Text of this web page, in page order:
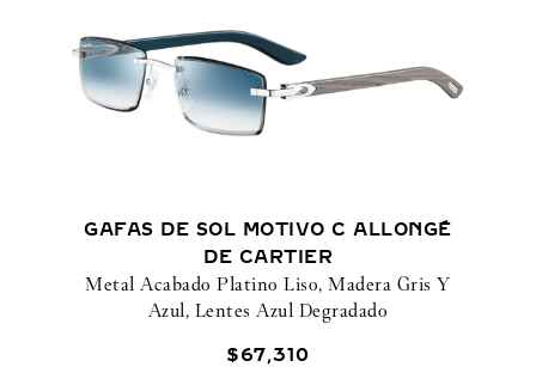
GAFAS DE SOL MOTIVO C ALLONGÉ
DE CARTIER
Metal Acabado Platino Liso, Madera Gris Y
Azul, Lentes Azul Degradado
$67,310